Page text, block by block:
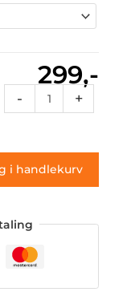
299,-
-
218
antall
+
i handlekurv